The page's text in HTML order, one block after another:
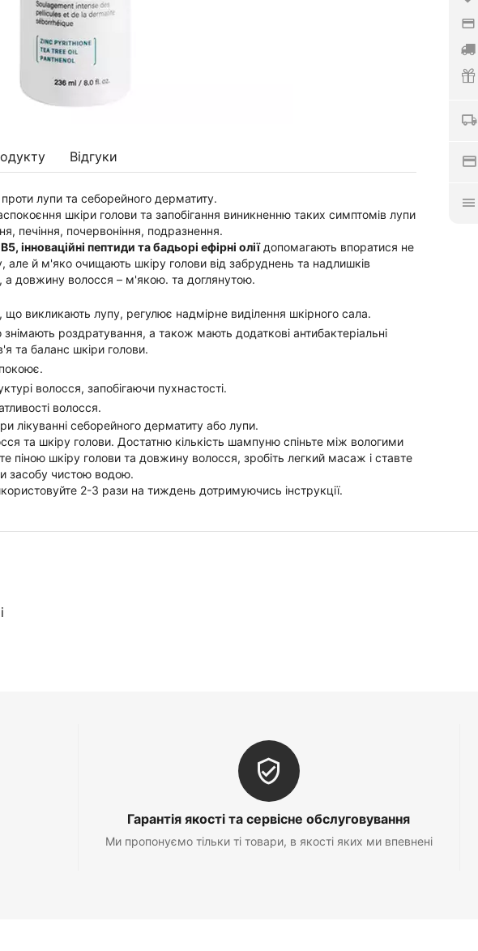
Відгуки
лупи та себорейного дерматиту.
шкіри голови та запобігання виникненню таких симптомів лупи
печіння, почервоніння, подразнення.
інноваційні пептиди та бадьорі ефірні оліїдопомагають впоратися не
але й м'яко очищають шкіру голови від забруднень та надлишків
а довжину волосся – м'якою. та доглянутою.
що викликають лупу, регулює надмірне виділення шкірного сала.
роздратування, а також мають додаткові антибактеріальні
та баланс шкіри голови.
волосся, запобігаючи пухнастості.
волосся.
лікуванні себорейного дерматиту або лупи.
та шкіру голови. Достатню кількість шампуню спіньте між вологими
піною шкіру голови та довжину волосся, зробіть легкий масаж і ставте
засобу чистою водою.
2-3 рази на тиждень дотримуючись інструкції.
Гарантія якості та сервісне обслуговування
Ми пропонуємо тільки ті товари, в якості яких ми впевнені